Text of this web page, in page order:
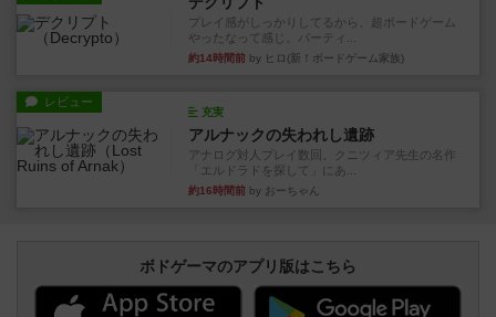
プレイ感がしっかりしてるから、超ボードゲーム
やったなって感じ。パーティ...
約14時間前 by ヒロ(新！ボードゲーム家族)
レビュー
充実
アルナックの失われし遺跡
アナログ対人プレイ数回。クニツィア先生の名作
「エルドラドを探して」にあ...
約16時間前 by おーちゃん
ボドゲーマのアプリ版はこちら